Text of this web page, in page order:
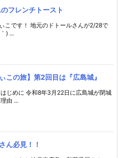
フレンチトースト
こです！ 地元のドトールさんが2/28で
) ...
この旅】第2回目は『広島城』
じめに 令和8年3月22日に広島城が閉城
由 ...
ん必見！！